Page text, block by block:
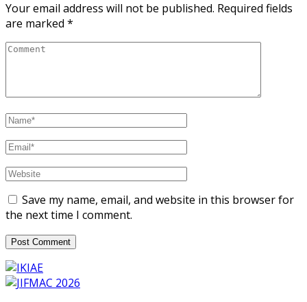
Your email address will not be published. Required fields
are marked *
Save my name, email, and website in this browser for
the next time I comment.